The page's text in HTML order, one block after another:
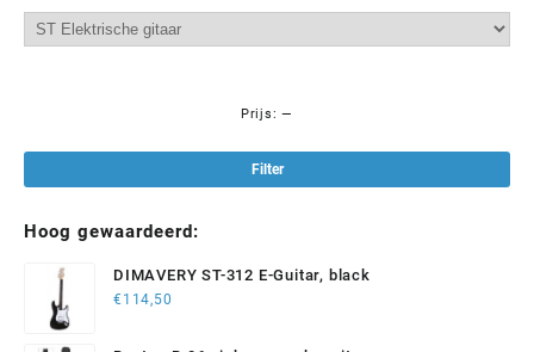
Filter
Prijs:—
Hoog gewaardeerd:
DIMAVERY ST-312 E-Guitar, black
€ 114,50